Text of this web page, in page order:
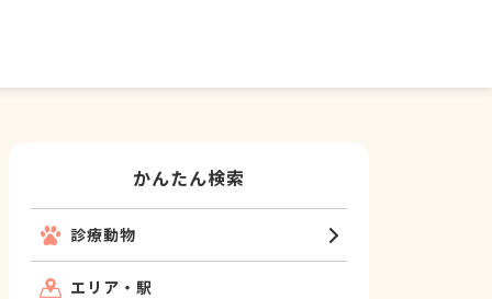
かんたん検索
診療動物
エリア・駅